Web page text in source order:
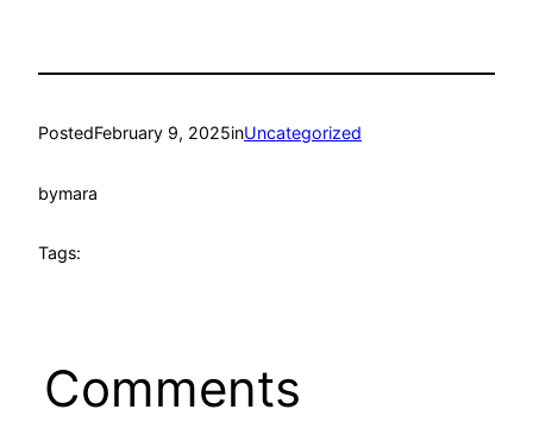
PostedFebruary 9, 2025inUncategorized
bymara
Tags:
Comments